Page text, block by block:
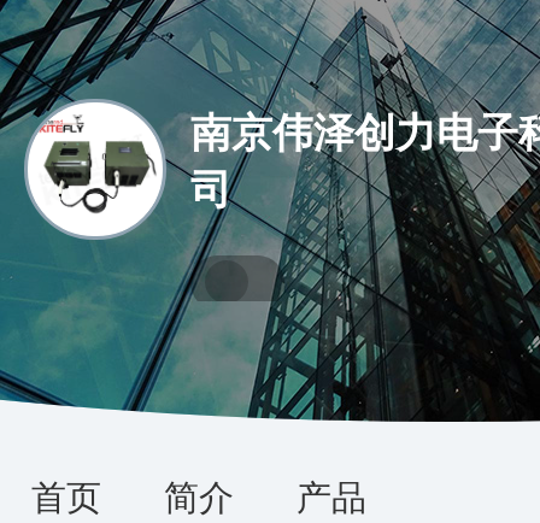
南京伟泽创力电子
司
首页 简介 产品